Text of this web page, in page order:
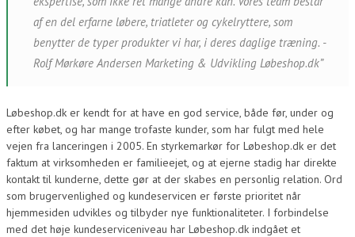
af en del erfarne løbere, triatleter og cykelryttere, som
benytter de typer produkter vi har, i deres daglige træning. -
Rolf Mørkøre Andersen Marketing & Udvikling Løbeshop.dk”
Løbeshop.dk er kendt for at have en god service, både før, under og
efter købet, og har mange trofaste kunder, som har fulgt med hele
vejen fra lanceringen i 2005. En styrkemarkør for Løbeshop.dk er det
faktum at virksomheden er familieejet, og at ejerne stadig har direkte
kontakt til kunderne, dette gør at der skabes en personlig relation. Ord
som brugervenlighed og kundeservicen er første prioritet når
hjemmesiden udvikles og tilbyder nye funktionaliteter. I forbindelse
med det høje kundeserviceniveau har Løbeshop.dk indgået et